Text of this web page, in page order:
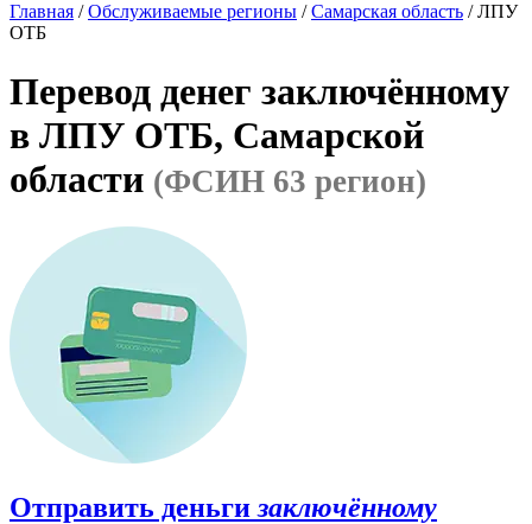
Главная /Обслуживаемые регионы /Самарская область / ЛПУ
ОТБ
Перевод денег заключённому
в ЛПУ ОТБ, Самарской
области (ФСИН 63 регион)
Отправить деньги заключённому